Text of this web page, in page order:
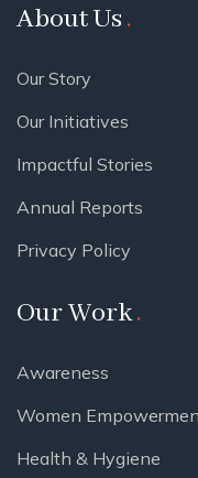
About Us
Our Story
Our Initiatives
Impactful Stories
Annual Reports
Privacy Policy
Our Work
Awareness
Women
Health & Hygiene